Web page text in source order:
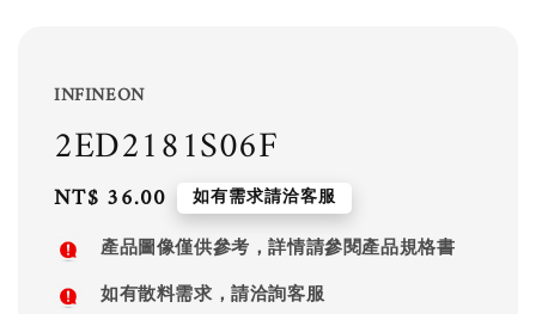
INFINEON
2ED2181S06F
Regular
price
NT$ 36.00 如有需求請洽客服
產品圖像僅供參考，詳情請參閱產品規格書
如有散料需求，請洽詢客服